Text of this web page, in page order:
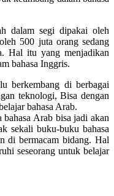
dalam segi dipakai oleh
500 juta orang sedang
Hal itu yang menjadikan
bahasa Inggris.
berkembang di berbagai
teknologi, Bisa dengan
bahasa Arab.
Arab bisa jadi akan
sekali buku-buku bahasa
di bermacam bidang. Hal
seseorang untuk belajar